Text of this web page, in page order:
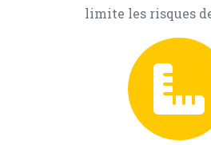
limite les risques